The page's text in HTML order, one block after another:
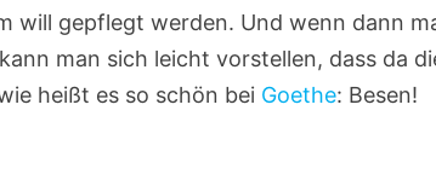
will gepflegt werden. Und wenn dann
man sich leicht vorstellen, dass da
heißt es so schön bei Goethe: Besen!